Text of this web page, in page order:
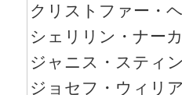
クリストファー・
シェリリン・ナー
ジャニス・スティ
ジョセフ・ウィリ